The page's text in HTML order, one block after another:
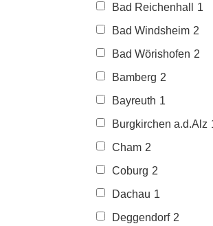
Bad Reichenhall
1
Bad Windsheim 2
Bad Wörishofen 2
Bamberg 2
Bayreuth 1
Burgkirchen a.d.Alz
Cham 2
Coburg 2
Dachau 1
Deggendorf 2